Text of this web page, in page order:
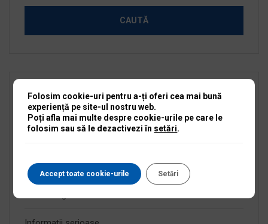
Categorii
Anunțuri expirate
Folosim cookie-uri pentru a-ți oferi cea mai bună
experiență pe site-ul nostru web.
Poți afla mai multe despre cookie-urile pe care le
folosim sau să le dezactivezi în setări.
Accept toate cookie-urile Setări